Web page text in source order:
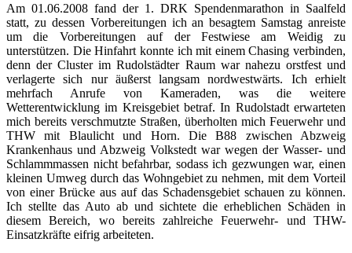
Am 01.06.2008 fand der 1. DRK Spendenmarathon in Saalfeld
statt, zu dessen Vorbereitungen ich an besagtem Samstag anreiste
um die Vorbereitungen auf der Festwiese am Weidig zu
unterstützen. Die Hinfahrt konnte ich mit einem Chasing verbinden,
denn der Cluster im Rudolstädter Raum war nahezu orstfest und
verlagerte sich nur äußerst langsam nordwestwärts. Ich erhielt
mehrfach Anrufe von Kameraden, was die weitere
Wetterentwicklung im Kreisgebiet betraf. In Rudolstadt erwarteten
mich bereits verschmutzte Straßen, überholten mich Feuerwehr und
THW mit Blaulicht und Horn. Die B88 zwischen Abzweig
Krankenhaus und Abzweig Volkstedt war wegen der Wasser- und
Schlammmassen nicht befahrbar, sodass ich gezwungen war, einen
kleinen Umweg durch das Wohngebiet zu nehmen, mit dem Vorteil
von einer Brücke aus auf das Schadensgebiet schauen zu können.
Ich stellte das Auto ab und sichtete die erheblichen Schäden in
diesem Bereich, wo bereits zahlreiche Feuerwehr- und THW-
Einsatzkräfte eifrig arbeiteten.